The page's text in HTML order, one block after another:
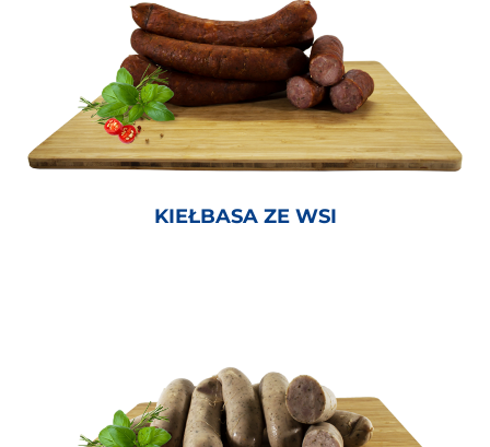
KIEŁBASA ZE WSI